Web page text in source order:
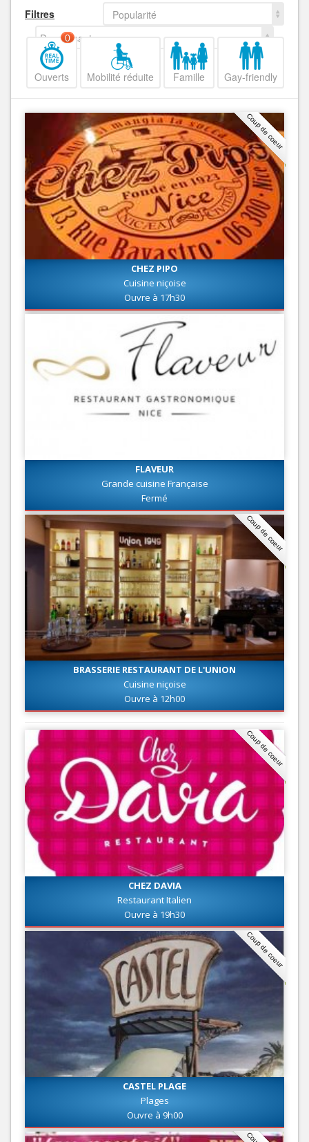
Filtres
Popularité
Decroissant
Ouverts
0
Mobilité réduite Famille Gay-friendly
Coup de coeur
CHEZ PIPO
Cuisine niçoise
Ouvre à 17h30
FLAVEUR
Grande cuisine Française
Fermé
Coup de coeur
BRASSERIE RESTAURANT DE L'UNION
Cuisine niçoise
Ouvre à 12h00
Coup de coeur
CHEZ DAVIA
Restaurant Italien
Ouvre à 19h30
Coup de coeur
CASTEL PLAGE
Plages
Ouvre à 9h00